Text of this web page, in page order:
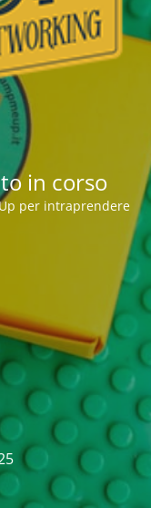
in corso
per intraprendere